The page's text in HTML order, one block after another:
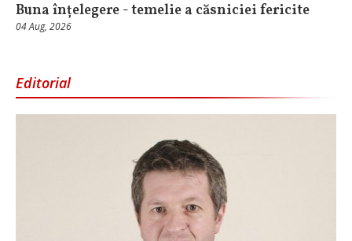
Buna înțelegere - temelie a căsniciei fericite
04 Aug, 2026
Editorial